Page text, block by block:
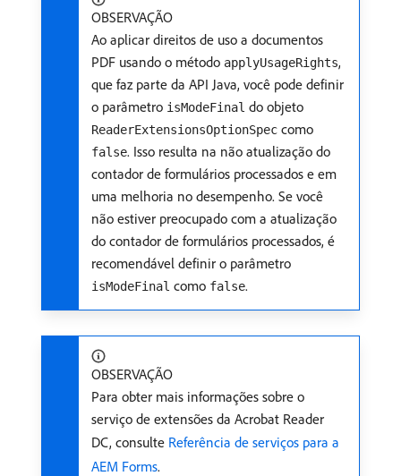
OBSERVAÇÃO
Ao aplicar direitos de uso a documentos
PDF usando o método applyUsageRights,
que faz parte da API Java, você pode definir
o parâmetro isModeFinal do objeto
ReaderExtensionsOptionSpec como
false. Isso resulta na não atualização do
contador de formulários processados e em
uma melhoria no desempenho. Se você
não estiver preocupado com a atualização
do contador de formulários processados, é
recomendável definir o parâmetro
isModeFinal como false.
OBSERVAÇÃO
Para obter mais informações sobre o
serviço de extensões da Acrobat Reader
DC, consulte Referência de serviços para a
AEM Forms.